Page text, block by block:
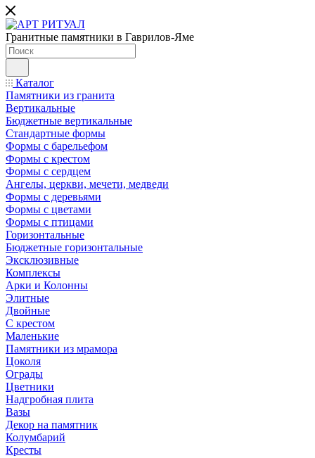
Гранитные памятники в Гаврилов-Яме
Каталог
Памятники из гранита
Вертикальные
Бюджетные вертикальные
Стандартные формы
Формы с барельефом
Формы с крестом
Формы с сердцем
Ангелы, церкви, мечети, медведи
Формы с деревьями
Формы с цветами
Формы с птицами
Горизонтальные
Бюджетные горизонтальные
Эксклюзивные
Комплексы
Арки и Колонны
Элитные
Двойные
С крестом
Маленькие
Памятники из мрамора
Цоколя
Ограды
Цветники
Надгробная плита
Вазы
Декор на памятник
Колумбарий
Кресты